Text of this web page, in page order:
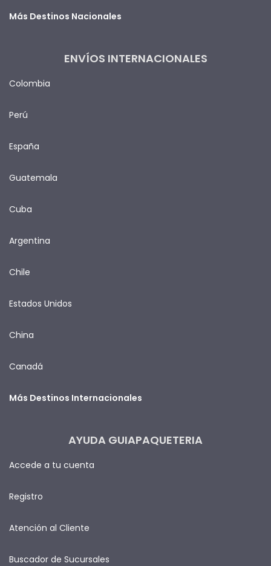
Más Destinos Nacionales
ENVÍOS INTERNACIONALES
Colombia
Perú
España
Guatemala
Cuba
Argentina
Chile
Estados Unidos
China
Canadá
Más Destinos Internacionales
AYUDA GUIAPAQUETERIA
Accede a tu cuenta
Registro
Atención al Cliente
Buscador de Sucursales